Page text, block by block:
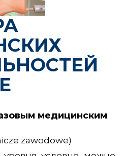
медицинским
zawodowe)